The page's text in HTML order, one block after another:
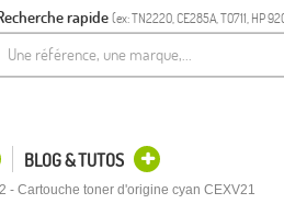
rapide (ex: TN2220, CE285A, T0711, HP
BLOG & TUTOS
- Cartouche toner d'origine cyan CEXV21